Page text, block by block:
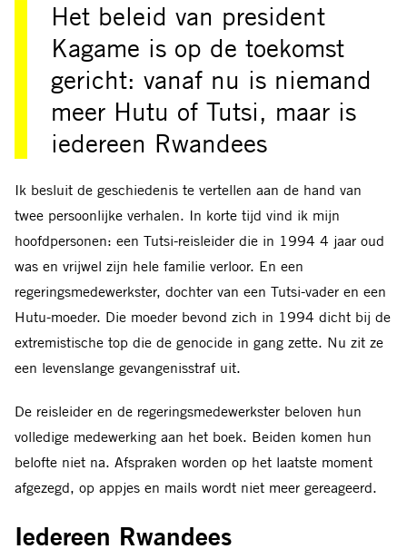
Het beleid van president
Kagame is op de toekomst
gericht: vanaf nu is niemand
meer Hutu of Tutsi, maar is
iedereen Rwandees
Ik besluit de geschiedenis te vertellen aan de hand van
twee persoonlijke verhalen. In korte tijd vind ik mijn
hoofdpersonen: een Tutsi-reisleider die in 1994 4 jaar oud
was en vrijwel zijn hele familie verloor. En een
regeringsmedewerkster, dochter van een Tutsi-vader en een
Hutu-moeder. Die moeder bevond zich in 1994 dicht bij de
extremistische top die de genocide in gang zette. Nu zit ze
een levenslange gevangenisstraf uit.
De reisleider en de regeringsmedewerkster beloven hun
volledige medewerking aan het boek. Beiden komen hun
belofte niet na. Afspraken worden op het laatste moment
afgezegd, op appjes en mails wordt niet meer gereageerd.
Iedereen Rwandees